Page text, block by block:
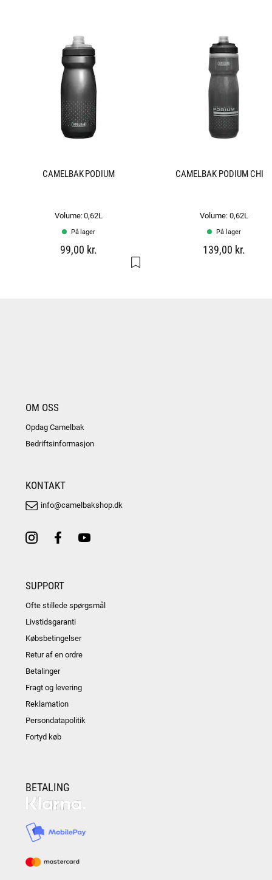
CAMELBAK PODIUM
Volume: 0,62L
På lager
99,00 kr.
CAMELBAK PODIUM CHILL
Volume: 0,62L
På lager
139,00 kr.
OM OSS
Opdag Camelbak
Bedriftsinformasjon
KONTAKT
info@camelbakshop.dk
SUPPORT
Ofte stillede spørgsmål
Livstidsgaranti
Købsbetingelser
Retur af en ordre
Betalinger
Fragt og levering
Reklamation
Persondatapolitik
Fortyd køb
BETALING